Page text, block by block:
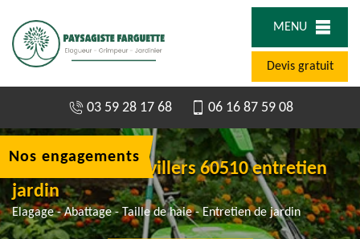
MENU
Devis gratuit
03 59 28 17 68 06 16 87 59 08
Jardinier à Haudivillers 60510 entretien
jardin
Elagage - Abattage - Taille de haie - Entretien de jardin
Nos engagements